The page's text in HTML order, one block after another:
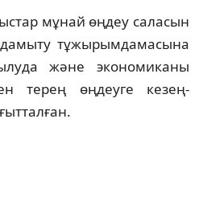
мұнай өңдеу саласын
тұжырымдамасына
және экономиканы
терең өңдеуге кезең-